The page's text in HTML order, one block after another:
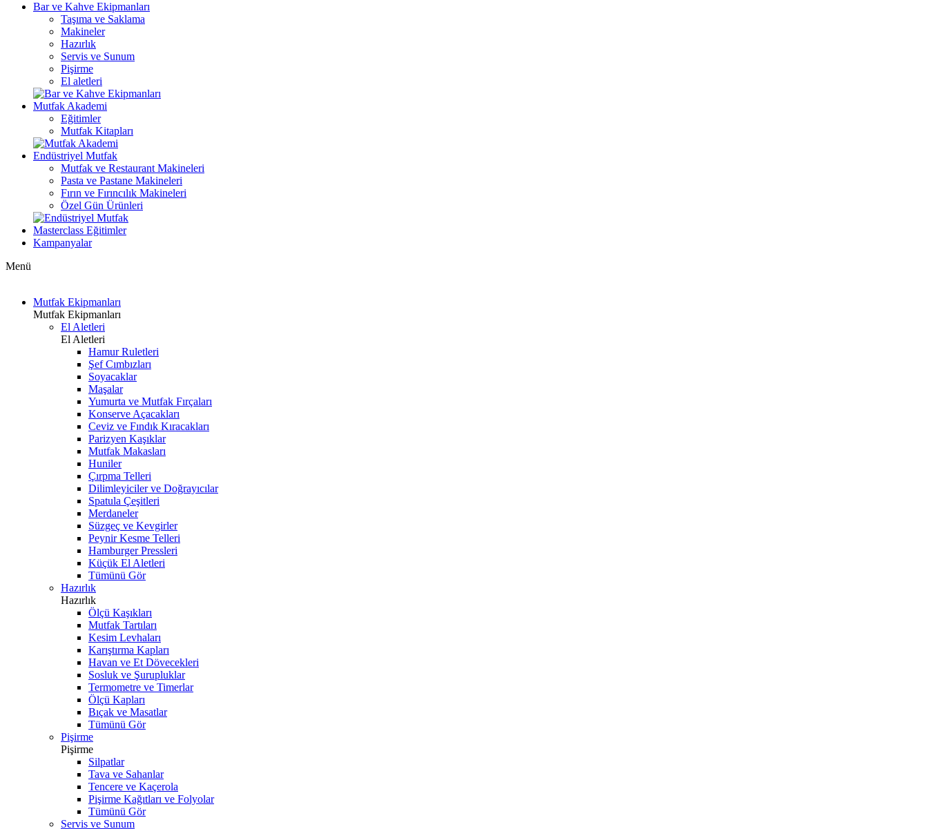
Bar ve Kahve Ekipmanları
Taşıma ve Saklama
Makineler
Hazırlık
Servis ve Sunum
Pişirme
El aletleri
Mutfak Akademi
Eğitimler
Mutfak Kitapları
Endüstriyel Mutfak
Mutfak ve Restaurant Makineleri
Pasta ve Pastane Makineleri
Fırın ve Fırıncılık Makineleri
Özel Gün Ürünleri
Masterclass Eğitimler
Kampanyalar
Menü
Mutfak Ekipmanları
Mutfak Ekipmanları
El Aletleri
El Aletleri
Hamur Ruletleri
Şef Cımbızları
Soyacaklar
Maşalar
Yumurta ve Mutfak Fırçaları
Konserve Açacakları
Ceviz ve Fındık Kıracakları
Parizyen Kaşıklar
Mutfak Makasları
Huniler
Çırpma Telleri
Dilimleyiciler ve Doğrayıcılar
Spatula Çeşitleri
Merdaneler
Süzgeç ve Kevgirler
Peynir Kesme Telleri
Hamburger Pressleri
Küçük El Aletleri
Tümünü Gör
Hazırlık
Hazırlık
Ölçü Kaşıkları
Mutfak Tartıları
Kesim Levhaları
Karıştırma Kapları
Havan ve Et Dövecekleri
Sosluk ve Şurupluklar
Termometre ve Timerlar
Ölçü Kapları
Bıçak ve Masatlar
Tümünü Gör
Pişirme
Pişirme
Silpatlar
Tava ve Sahanlar
Tencere ve Kaçerola
Pişirme Kağıtları ve Folyolar
Tümünü Gör
Servis ve Sunum